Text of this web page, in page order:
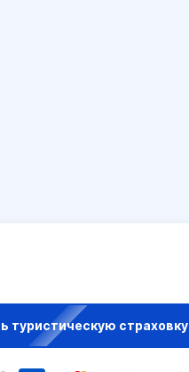
туристическую страховку